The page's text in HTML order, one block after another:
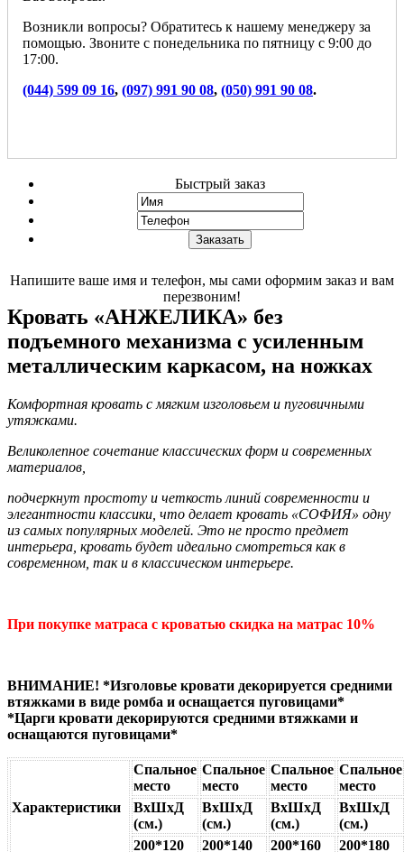
Возникли вопросы? Обратитесь к нашему менеджеру за
помощью. Звоните с понедельника по пятницу с 9:00 до
17:00.
(044) 599 09 16, (097) 991 90 08, (050) 991 90 08.
Быстрый заказ
Напишите ваше имя и телефон, мы сами оформим заказ и вам
перезвоним!
Кровать «АНЖЕЛИКА» без
подъемного механизма с усиленным
металлическим каркасом, на ножках
Комфортная кровать с мягким изголовьем и пуговичными
утяжками.
Великолепное сочетание классических форм и современных
материалов,
подчеркнут простоту и четкость линий современности и
элегантности классики, что делает кровать «СОФИЯ» одну
из самых популярных моделей. Это не просто предмет
интерьера, кровать будет идеально смотреться как в
современном, так и в классическом интерьере.
При покупке матраса с кроватью скидка на матрас 10%
ВНИМАНИЕ! *Изголовье кровати декорируется средними
втяжками в виде ромба и оснащается пуговицами*
*Царги кровати декорируются средними втяжками и
оснащаются пуговицами*
Характеристики
Спальное
место
Спальное
место
Спальное
место
Спальное
место
ВхШхД
(см.)
ВхШхД
(см.)
ВхШхД
(см.)
ВхШхД
(см.)
200*120
200*140 200*160 200*180